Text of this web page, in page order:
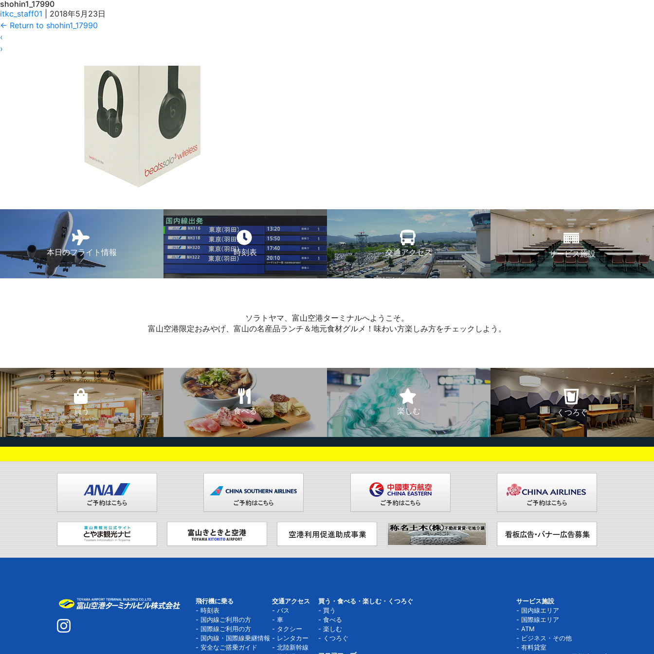
shohin1_17990
itkc_staff01
2018年5月23日
← Return to shohin1_17990
‹
›
本日のフライト情報 時刻表 交通アクセス サービス施設
ソラトヤマ、富山空港ターミナルへようこそ。
富山空港限定おみやげ、富山の名産品ランチ＆地元食材グルメ！味わい方楽しみ方をチェックしよう。
買う 食べる 楽しむ くつろぐ
飛行機に乗る
時刻表
国内線ご利用の方
国際線ご利用の方
国内線・国際線乗継情報
安全なご搭乗ガイド
交通アクセス
バス
車
タクシー
レンタカー
北陸新幹線
買う・食べる・楽しむ・くつろぐ
買う
食べる
楽しむ
くつろぐ
サービス施設
国内線エリア
国際線エリア
ATM
ビジネス・その他
有料貸室